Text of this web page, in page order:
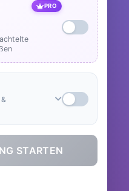
PRO
STARTEN